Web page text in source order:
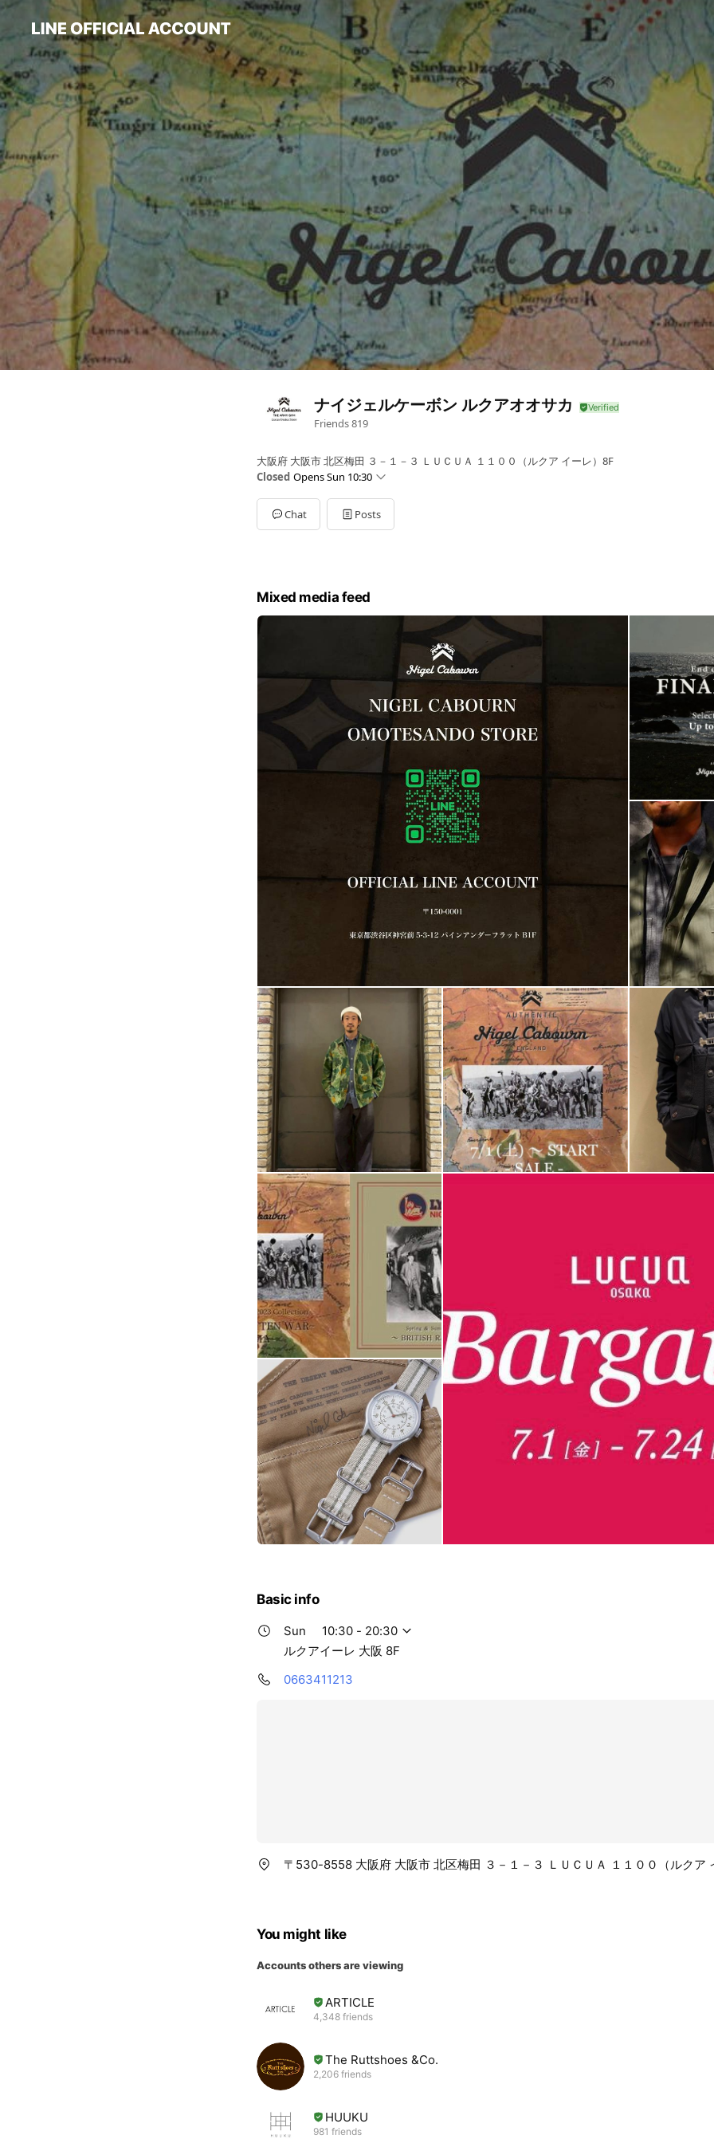
ナイジェルケーボン ルクアオオサカ
Friends819
大阪府 大阪市 北区梅田 ３－１－３ ＬＵＣＵＡ １１００（ルクア イーレ）8F
Closed Opens Sun 10:30
Sun10:30 - 20:30
ルクアイーレ 大阪 8F
Chat Posts
Mixed media feed
Basic info
Sun
10:30 - 20:30
ルクアイーレ 大阪 8F
0663411213
〒530-8558 大阪府 大阪市 北区梅田 ３－１－３ ＬＵＣＵＡ １１００（ルクア
You might like
Accounts others are viewing
ARTICLE
4,348 friends
The Ruttshoes &Co.
2,206 friends
HUUKU
981 friends